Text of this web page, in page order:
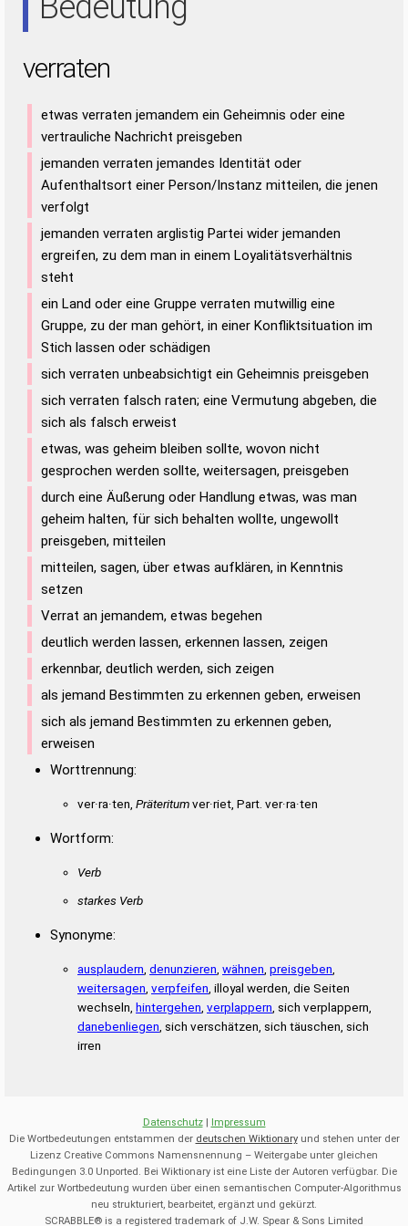
verraten
etwas verraten jemandem ein Geheimnis oder eine
vertrauliche Nachricht preisgeben
jemanden verraten jemandes Identität oder
Aufenthaltsort einer Person/Instanz mitteilen, die jenen
verfolgt
jemanden verraten arglistig Partei wider jemanden
ergreifen, zu dem man in einem Loyalitätsverhältnis
steht
ein Land oder eine Gruppe verraten mutwillig eine
Gruppe, zu der man gehört, in einer Konfliktsituation im
Stich lassen oder schädigen
sich verraten unbeabsichtigt ein Geheimnis preisgeben
sich verraten falsch raten; eine Vermutung abgeben, die
sich als falsch erweist
etwas, was geheim bleiben sollte, wovon nicht
gesprochen werden sollte, weitersagen, preisgeben
durch eine Äußerung oder Handlung etwas, was man
geheim halten, für sich behalten wollte, ungewollt
preisgeben, mitteilen
mitteilen, sagen, über etwas aufklären, in Kenntnis
setzen
Verrat an jemandem, etwas begehen
deutlich werden lassen, erkennen lassen, zeigen
erkennbar, deutlich werden, sich zeigen
als jemand Bestimmten zu erkennen geben, erweisen
sich als jemand Bestimmten zu erkennen geben,
erweisen
Worttrennung:
ver·ra·ten, Präteritumver·riet, Part. ver·ra·ten
Wortform:
Verb
starkes Verb
Synonyme:
ausplaudern denunzieren wähnen preisgeben
weitersagen verpfeifen , illoyal werden, die Seiten
wechseln, hintergehen verplappern , sich verplappern,
danebenliegen , sich verschätzen, sich täuschen, sich
irren
Datenschutz| Impressum
Die Wortbedeutungen entstammen der deutschen Wiktionaryund stehen unter der
Lizenz Creative Commons Namensnennung – Weitergabe unter gleichen
Bedingungen 3.0 Unported. Bei Wiktionary ist eine Liste der Autoren verfügbar. Die
Artikel zur Wortbedeutung wurden über einen semantischen Computer-Algorithmus
neu strukturiert, bearbeitet, ergänzt und gekürzt.
SCRABBLE® is a registered trademark of J.W. Spear & Sons Limited